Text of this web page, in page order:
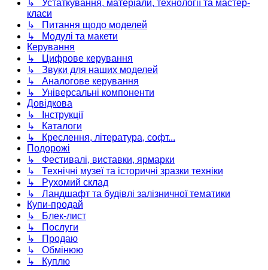
↳ Устаткування, матеріали, технології та мастер-
класи
↳ Питання щодо моделей
↳ Модулі та макети
Керування
↳ Цифрове керування
↳ Звуки для наших моделей
↳ Аналогове керування
↳ Універсальні компоненти
Довідкова
↳ Інструкції
↳ Каталоги
↳ Креслення, література, софт...
Подорожі
↳ Фестивалі, виставки, ярмарки
↳ Технічні музеї та історичні зразки техніки
↳ Рухомий склад
↳ Ландшафт та будівлі залізничної тематики
Купи-продай
↳ Блек-лист
↳ Послуги
↳ Продаю
↳ Обмінюю
↳ Куплю